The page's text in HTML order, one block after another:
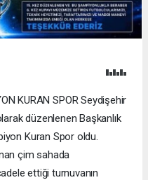
KURAN SPOR Seydişehir
düzenlenen Başkanlık
Kuran Spor oldu.
çim sahada
ettiği turnuvanın